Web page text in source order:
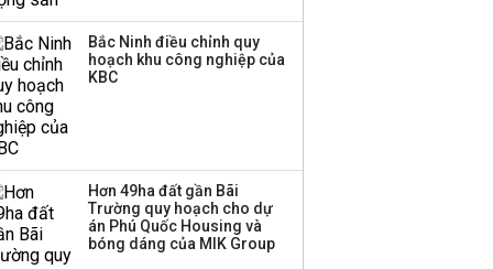
Bắc Ninh điều chỉnh quy
hoạch khu công nghiệp của
KBC
Hơn 49ha đất gần Bãi
Trường quy hoạch cho dự
án Phú Quốc Housing và
bóng dáng của MIK Group